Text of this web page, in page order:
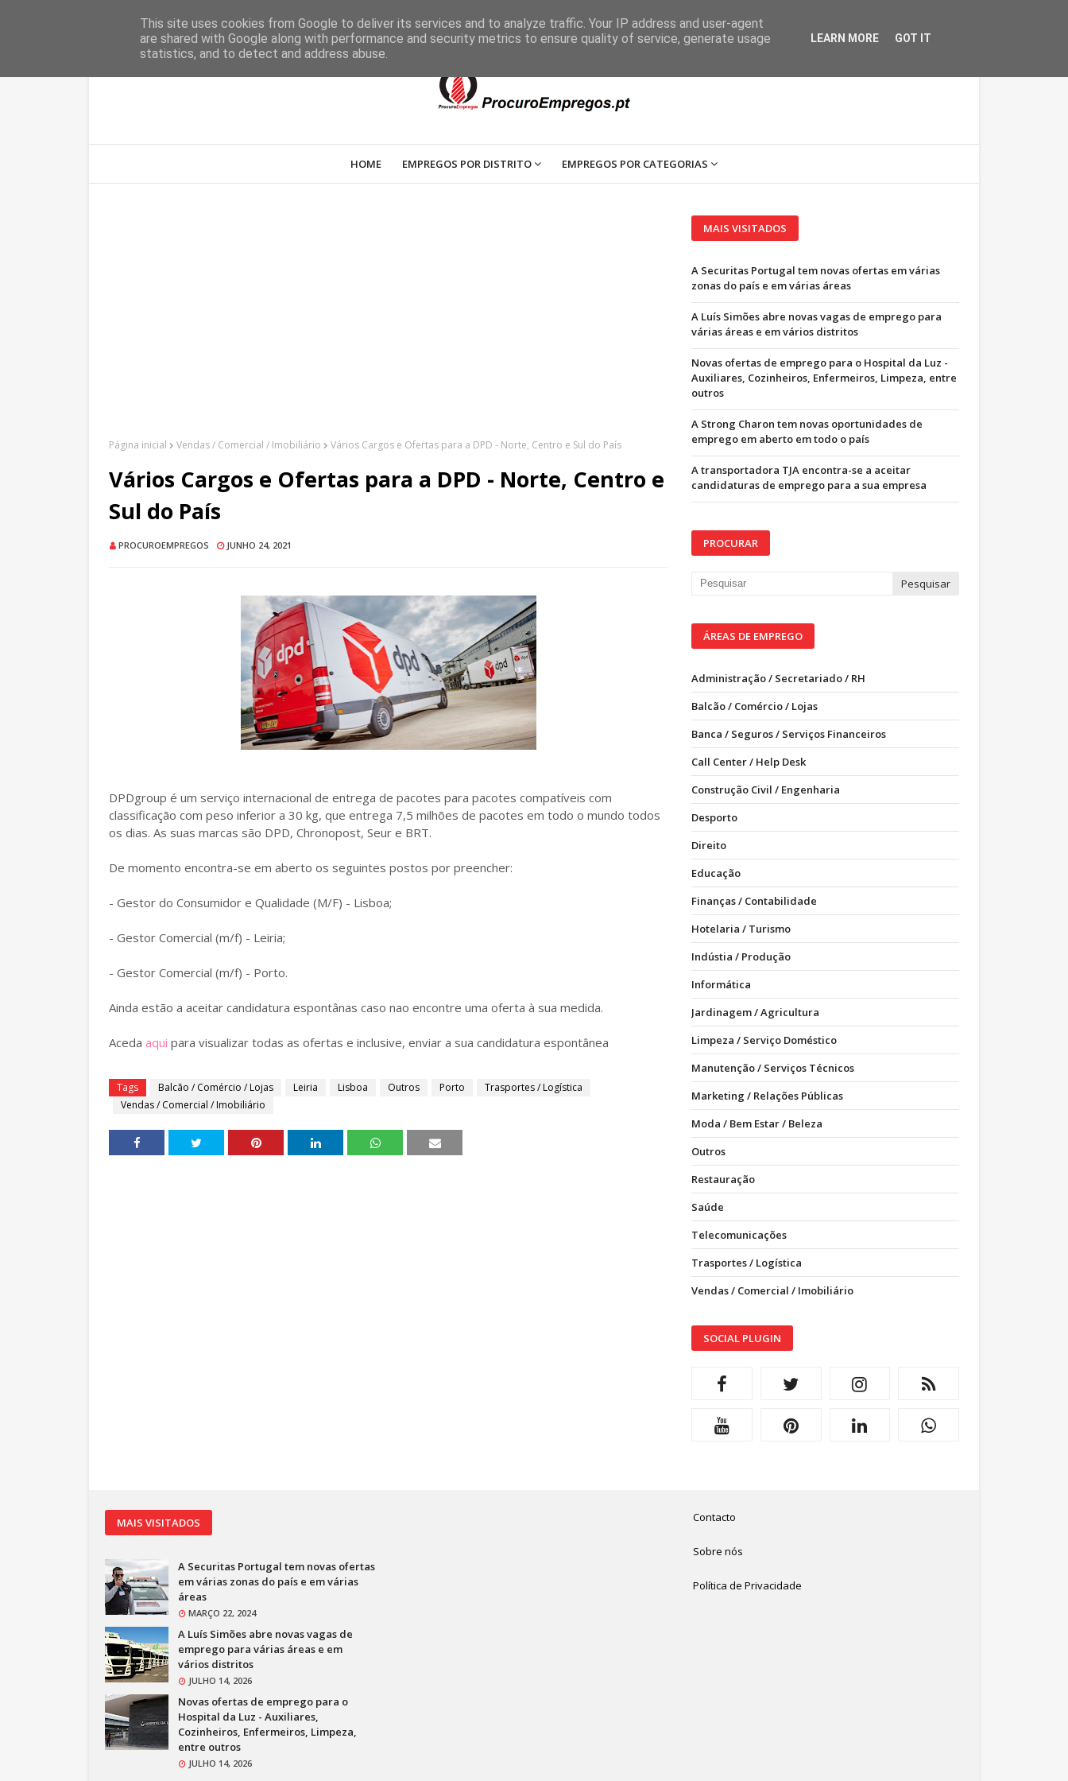
HOME EMPREGOS POR DISTRITO EMPREGOS POR CATEGORIAS
Página inicial Vendas / Comercial / Imobiliário Vários Cargos e Ofertas para a DPD - Norte, Centro e Sul do País
Vários Cargos e Ofertas para a DPD - Norte, Centro e
Sul do País
PROCUROEMPREGOS JUNHO 24, 2021
DPDgroup é um serviço internacional de entrega de pacotes para pacotes compatíveis com
classificação com peso inferior a 30 kg, que entrega 7,5 milhões de pacotes em todo o mundo todos
os dias. As suas marcas são DPD, Chronopost, Seur e BRT.
De momento encontra-se em aberto os seguintes postos por preencher:
- Gestor do Consumidor e Qualidade (M/F) - Lisboa;
- Gestor Comercial (m/f) - Leiria;
- Gestor Comercial (m/f) - Porto.
Ainda estão a aceitar candidatura espontânas caso nao encontre uma oferta à sua medida.
Aceda aqui para visualizar todas as ofertas e inclusive, enviar a sua candidatura espontânea
Tags Balcão / Comércio / Lojas Leiria Lisboa Outros Porto
Trasportes / Logística
Vendas / Comercial / Imobiliário
MAIS VISITADOS
A Securitas Portugal tem novas ofertas em várias
zonas do país e em várias áreas
A Luís Simões abre novas vagas de emprego para
várias áreas e em vários distritos
Novas ofertas de emprego para o Hospital da Luz -
Auxiliares, Cozinheiros, Enfermeiros, Limpeza, entre
outros
A Strong Charon tem novas oportunidades de
emprego em aberto em todo o país
A transportadora TJA encontra-se a aceitar
candidaturas de emprego para a sua empresa
PROCURAR
ÁREAS DE EMPREGO
Administração / Secretariado / RH
Balcão / Comércio / Lojas
Banca / Seguros / Serviços Financeiros
Call Center / Help Desk
Construção Civil / Engenharia
Desporto
Direito
Educação
Finanças / Contabilidade
Hotelaria / Turismo
Indústia / Produção
Informática
Jardinagem / Agricultura
Limpeza / Serviço Doméstico
Manutenção / Serviços Técnicos
Marketing / Relações Públicas
Moda / Bem Estar / Beleza
Outros
Restauração
Saúde
Telecomunicações
Trasportes / Logística
Vendas / Comercial / Imobiliário
SOCIAL PLUGIN
MAIS VISITADOS
A Securitas Portugal tem novas ofertas
em várias zonas do país e em várias
áreas
MARÇO 22, 2024
A Luís Simões abre novas vagas de
emprego para várias áreas e em
vários distritos
JULHO 14, 2026
Novas ofertas de emprego para o
Hospital da Luz - Auxiliares,
Cozinheiros, Enfermeiros, Limpeza,
entre outros
JULHO 14, 2026
Contacto
Sobre nós
Política de Privacidade
This site uses cookies from Google to deliver its services and to analyze traffic. Your IP address and user-agent
are shared with Google along with performance and security metrics to ensure quality of service, generate usage
statistics, and to detect and address abuse.
LEARN MORE GOT IT